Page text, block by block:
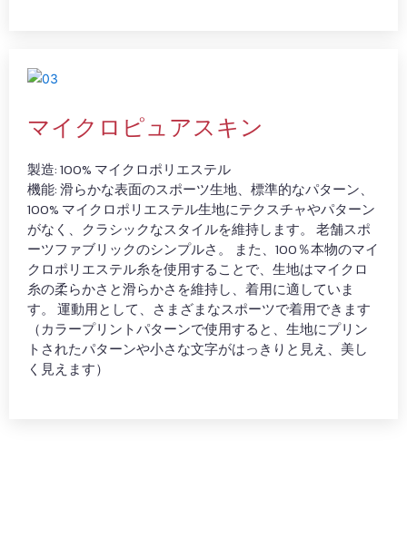
マイクロピュアスキン
製造: 100% マイクロポリエステル
機能: 滑らかな表面のスポーツ生地、標準的なパターン、
100% マイクロポリエステル生地にテクスチャやパターン
がなく、クラシックなスタイルを維持します。 老舗スポ
ーツファブリックのシンプルさ。 また、100％本物のマイ
クロポリエステル糸を使用することで、生地はマイクロ
糸の柔らかさと滑らかさを維持し、着用に適していま
す。 運動用として、さまざまなスポーツで着用できます
（カラープリントパターンで使用すると、生地にプリン
トされたパターンや小さな文字がはっきりと見え、美し
く見えます）